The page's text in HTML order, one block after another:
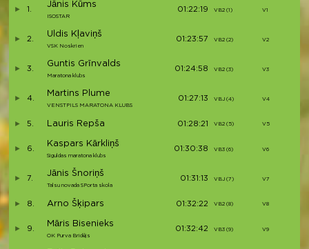
1.
Jānis Kūms
ISOSTAR
01:22:19 VB2 (1) V1
2.
Uldis Kļaviņš
VSK Noskrien
01:23:57 VB2 (2) V2
3.
Guntis Grīnvalds
Maratona klubs
01:24:58 VB2 (3) V3
4.
Martins Plume
VENSTPILS MARATONA KLUBS
01:27:13 VBJ (4) V4
5. Lauris Repša 01:28:21 VB2 (5) V5
6.
Kaspars Kārkliņš
Siguldas maratona klubs
01:30:38 VB3 (6) V6
7.
Jānis Šnoriņš
Talsu novada SPorta skola
01:31:13 VBJ (7) V7
8. Arno Šķipars 01:32:22 VB2 (8) V8
9.
Māris Bisenieks
OK Purva Bridējs
01:32:42 VB3 (9) V9